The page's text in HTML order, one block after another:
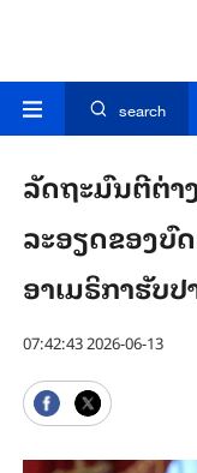
search
ລັດຖະມົນຕີຕ່າ
ລະອຽດຂອງບົ
ອາເມຣິກາຮັບ
07:42:43 2026-06-13